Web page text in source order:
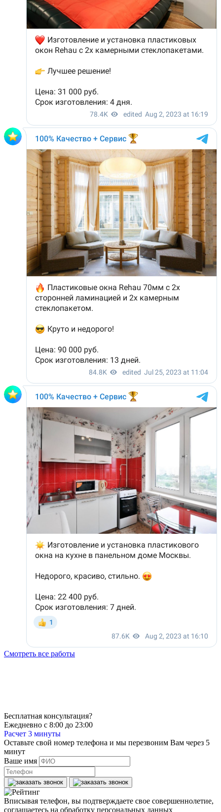
Смотреть все работы
Бесплатная консультация?
Ежедневно с 8:00 до 23:00
Расчет 3 минуты
Оставьте свой номер телефона и мы перезвоним Вам через 5
минут
Ваше имя
Вписывая телефон, вы подтверждаете свое совершеннолетие,
соглашаетесь на обработку персональных данных